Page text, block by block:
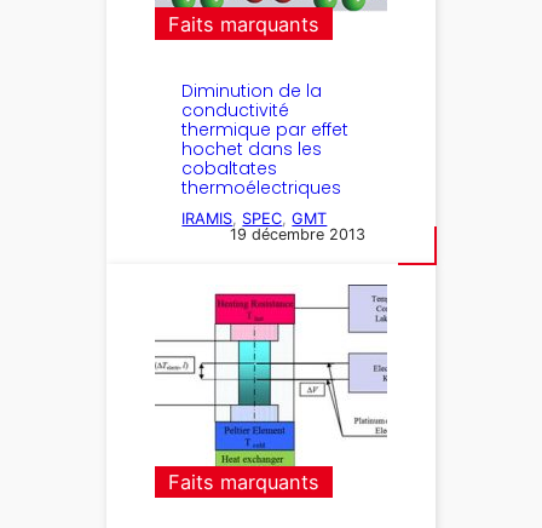
Faits marquants
Diminution de la
conductivité
thermique par effet
hochet dans les
cobaltates
thermoélectriques
IRAMIS SPEC , GMT
19 décembre 2013
Faits marquants